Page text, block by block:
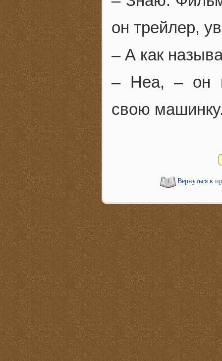
он трейлер,
– А как
– Неа, – он
свою
Вернуться к